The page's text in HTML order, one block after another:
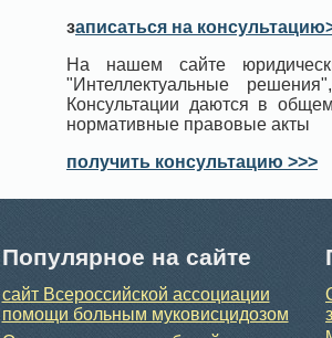
записаться на
На нашем сайте
"Интеллектуальные
Консультации даются в
нормативные правовые акты
получить консультацию >>>
Популярное на сайте
сайт Всероссийской ассоциации
помощи больным муковисцидозом